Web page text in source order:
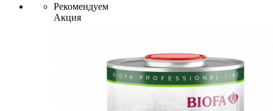
Рекомендуем
Акция